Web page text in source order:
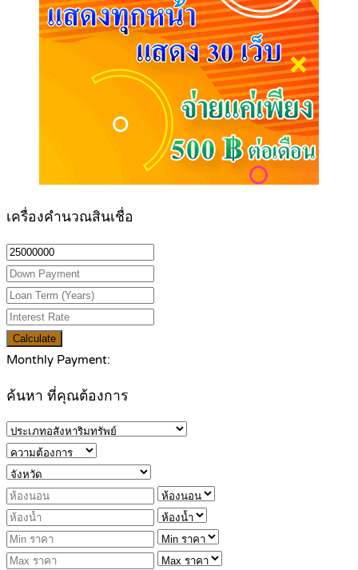
เครื่องคำนวณสินเชื่อ
Calculate
Monthly Payment:
ค้นหา ที่คุณต้องการ